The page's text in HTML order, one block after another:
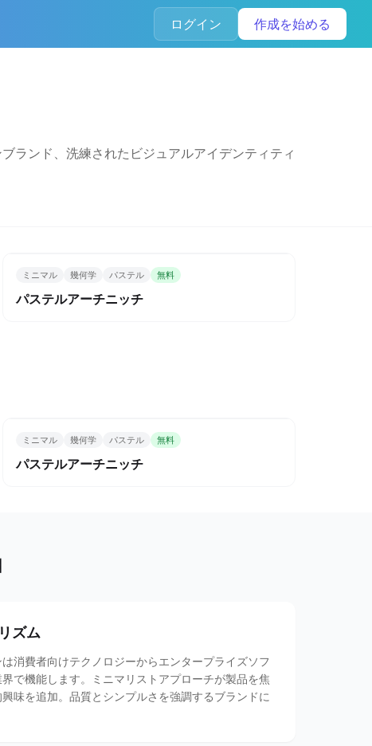
ログイン 作成を始める
ランド、洗練されたビジュアルアイデンティティ
ミニマル 幾何学 パステル 無料
パステルアーチニッチ
ミニマル 幾何学 パステル 無料
パステルアーチニッチ
ズム
消費者向けテクノロジーからエンタープライズソフ
で機能します。ミニマリストアプローチが製品を焦
味を追加。品質とシンプルさを強調するブランドに